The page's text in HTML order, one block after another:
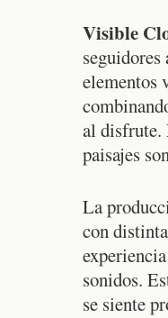
Visible
elementos
al disfrute.
paisajes
La
con
sonidos.
se siente